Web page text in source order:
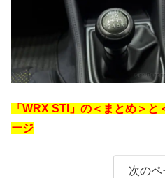
「WRX STI」の＜まとめ＞
ージ
次のペ